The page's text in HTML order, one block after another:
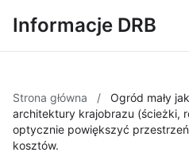
Informacje DRB
Strona główna /
Ogród mały
architektury krajobrazu (ścieżki,
optycznie powiększyć
kosztów.